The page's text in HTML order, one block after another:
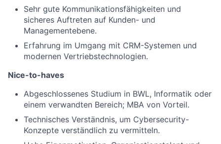
Sehr gute Kommunikationsfähigkeiten und
sicheres Auftreten auf Kunden- und
Managementebene.
Erfahrung im Umgang mit CRM-Systemen und
modernen Vertriebstechnologien.
Nice-to-haves
Abgeschlossenes Studium in BWL, Informatik oder
einem verwandten Bereich; MBA von Vorteil.
Technisches Verständnis, um Cybersecurity-
Konzepte verständlich zu vermitteln.